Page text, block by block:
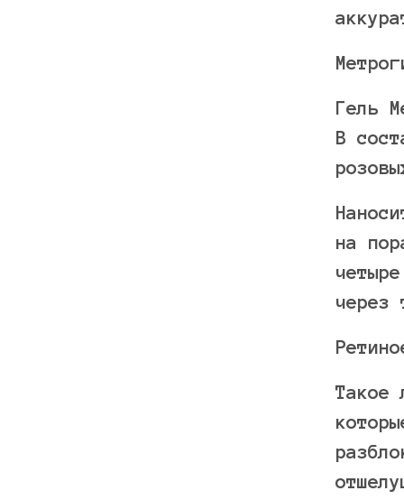
Гель
В
на
через
Такое